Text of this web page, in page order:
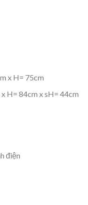
x H= 75cm
H= 84cm x sH= 44cm
điện